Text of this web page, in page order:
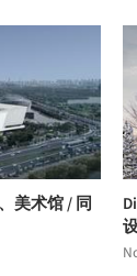
美术馆 / 同